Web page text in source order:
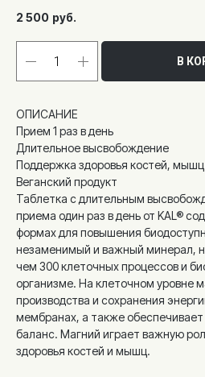
2 500 руб.
В
ОПИСАНИЕ
Прием 1 раз в день
Длительное высвобождение
Поддержка здоровья костей,
Веганский продукт
Таблетка с длительным
приема один раз в день от KAL®
формах для повышения
незаменимый и важный минерал,
чем 300 клеточных процессов и
организме. На клеточном уровне
производства и сохранения
мембранах, а также
баланс. Магний играет важную
здоровья костей и мышц.